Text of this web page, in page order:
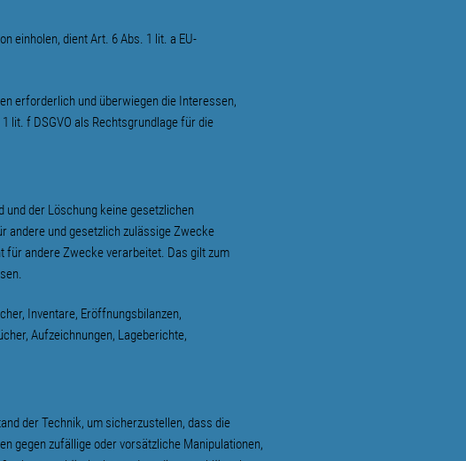
einholen, dient Art. 6 Abs. 1 lit. a EU-
erforderlich und überwiegen die Interessen,
lit. f DSGVO als Rechtsgrundlage für die
der Löschung keine gesetzlichen
andere und gesetzlich zulässige Zwecke
andere Zwecke verarbeitet. Das gilt zum
Inventare, Eröffnungsbilanzen,
Aufzeichnungen, Lageberichte,
der Technik, um sicherzustellen, dass die
gegen zufällige oder vorsätzliche Manipulationen,